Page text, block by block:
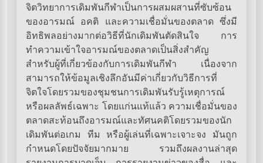
จิตวิทยาการเดิมพันกีฬาเป็นการผสมผสานที่ซับซ้อน
ของอารมณ์ อคติ และความเชื่อมั่นของตลาด ซึ่งมี
อิทธิพลอย่างมากต่อวิธีที่นักเดิมพันตัดสินใจ การ
ทำความเข้าใจอารมณ์ของตลาดเป็นสิ่งสำคัญ
สำหรับผู้ที่เกี่ยวข้องกับการเดิมพันกีฬา เนื่องจาก
สามารถให้ข้อมูลเชิงลึกอันมีค่าเกี่ยวกับวิธีการที่
จิตใจโดยรวมของชุมชนการเดิมพันรับรู้เหตุการณ์
หรือผลลัพธ์เฉพาะ โดยแก่นแท้แล้ว ความเชื่อมั่นของ
ตลาดสะท้อนถึงอารมณ์และทัศนคติโดยรวมของนัก
เดิมพันต่อเกม ทีม หรือผู้เล่นที่เฉพาะเจาะจง มันถูก
กำหนดโดยปัจจัยมากมาย รวมถึงผลงานล่าสุด